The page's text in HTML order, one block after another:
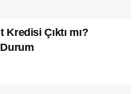
Çıktı mı?